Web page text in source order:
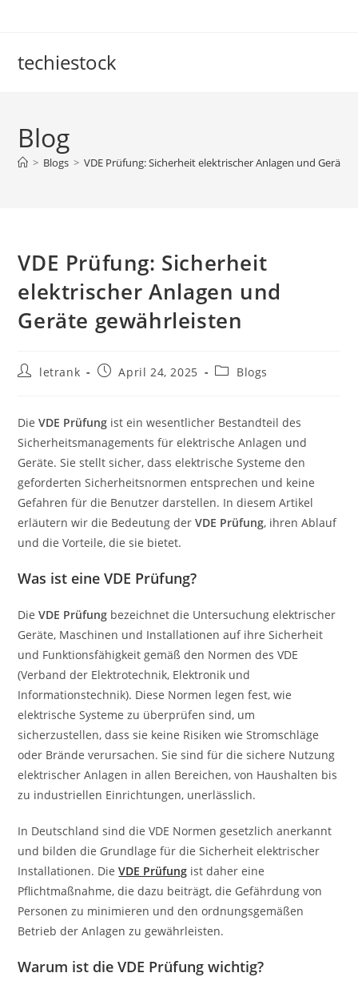
techiestock
Blog
> Blogs > VDE Prüfung: Sicherheit elektrischer Anlagen und Geräte
VDE Prüfung: Sicherheit
elektrischer Anlagen und
Geräte gewährleisten
Postletrank
PostApril 24, 2025
PostBlogs
DieVDE Prüfung ist ein wesentlicher Bestandteil des
Sicherheitsmanagements für elektrische Anlagen und
Geräte. Sie stellt sicher, dass elektrische Systeme den
geforderten Sicherheitsnormen entsprechen und keine
Gefahren für die Benutzer darstellen. In diesem Artikel
erläutern wir die Bedeutung derVDE Prüfung, ihren Ablauf
und die Vorteile, die sie bietet.
Was ist eine VDE Prüfung?
DieVDE Prüfung bezeichnet die Untersuchung elektrischer
Geräte, Maschinen und Installationen auf ihre Sicherheit
und Funktionsfähigkeit gemäß den Normen des VDE
(Verband der Elektrotechnik, Elektronik und
Informationstechnik). Diese Normen legen fest, wie
elektrische Systeme zu überprüfen sind, um
sicherzustellen, dass sie keine Risiken wie Stromschläge
oder Brände verursachen. Sie sind für die sichere Nutzung
elektrischer Anlagen in allen Bereichen, von Haushalten bis
zu industriellen Einrichtungen, unerlässlich.
In Deutschland sind die VDE Normen gesetzlich anerkannt
und bilden die Grundlage für die Sicherheit elektrischer
Installationen. DieVDE Prüfung ist daher eine
Pflichtmaßnahme, die dazu beiträgt, die Gefährdung von
Personen zu minimieren und den ordnungsgemäßen
Betrieb der Anlagen zu gewährleisten.
Warum ist die VDE Prüfung wichtig?